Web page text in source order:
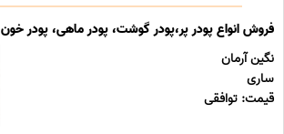
فروش انواع پودر پر،پودر گوشت، پودر ماهی، پودر خون
نگین آرمان
ساری
قیمت: توافقی